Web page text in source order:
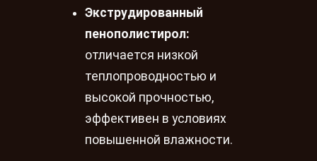
Экструдированный
пенополистирол:
отличается низкой
теплопроводностью и
высокой прочностью,
эффективен в условиях
повышенной влажности.